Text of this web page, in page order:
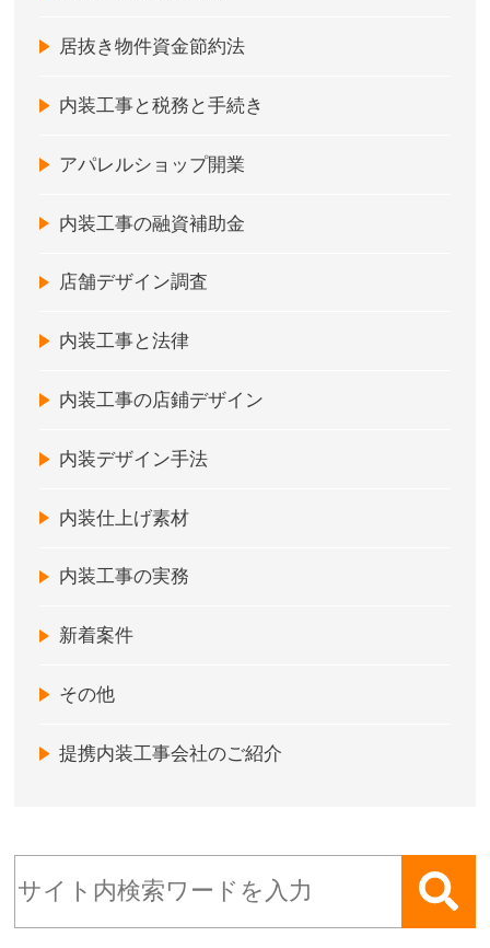
居抜き物件資金節約法
内装工事と税務と手続き
アパレルショップ開業
内装工事の融資補助金
店舗デザイン調査
内装工事と法律
内装工事の店鋪デザイン
内装デザイン手法
内装仕上げ素材
内装工事の実務
新着案件
その他
提携内装工事会社のご紹介